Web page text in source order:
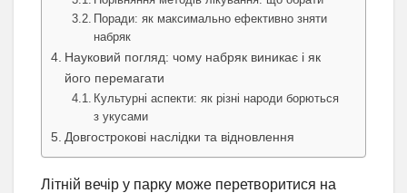
Поради: як максимально ефективно зняти
набряк
Науковий погляд: чому набряк виникає і як
його перемагати
Культурні аспекти: як різні народи борються
з укусами
Довгострокові наслідки та відновлення
Літній вечір у парку може перетворитися на